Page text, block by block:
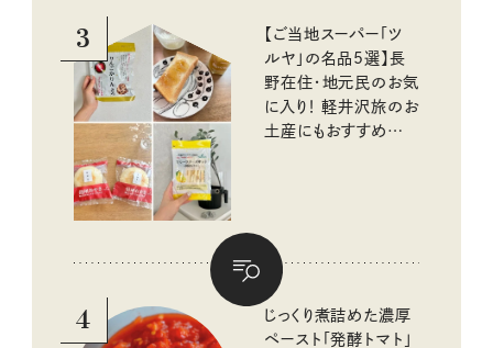
3
【ご当地スーパー「ツ
ルヤ」の名品5選】長
野在住・地元民のお気
に入り！ 軽井沢旅のお
土産にもおすすめのお
4
じっくり煮詰めた濃厚
ペースト「発酵トマト」